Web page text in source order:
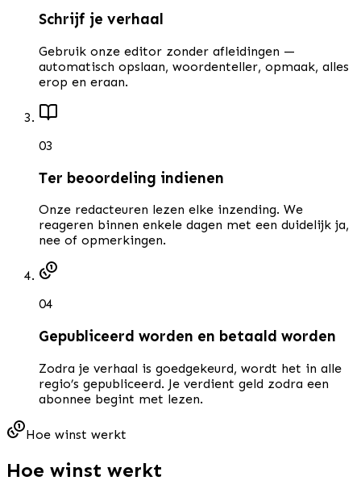
Schrijf je verhaal
Gebruik onze editor zonder afleidingen —
automatisch opslaan, woordenteller, opmaak, alles
erop en eraan.
03
Ter beoordeling indienen
Onze redacteuren lezen elke inzending. We
reageren binnen enkele dagen met een duidelijk ja,
nee of opmerkingen.
04
Gepubliceerd worden en betaald worden
Zodra je verhaal is goedgekeurd, wordt het in alle
regio’s gepubliceerd. Je verdient geld zodra een
abonnee begint met lezen.
Hoe winst werkt
Hoe winst werkt